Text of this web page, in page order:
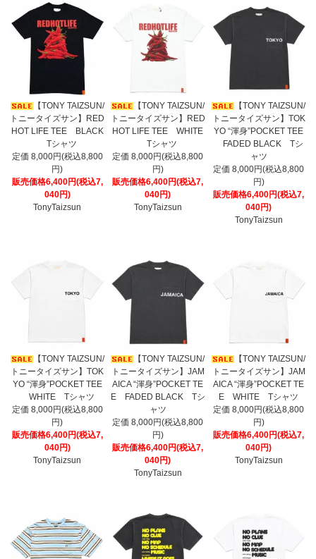
【TONY TAIZSUN/
トニータイズサン】RED
HOT LIFE TEE BLACK
Tシャツ
定価 8,000円(税込8,800
円)
販売価格6,400円(税込7,
040円)
TonyTaizsun
【TONY TAIZSUN/
トニータイズサン】RED
HOT LIFE TEE WHITE
Tシャツ
定価 8,000円(税込8,800
円)
販売価格6,400円(税込7,
040円)
TonyTaizsun
【TONY TAIZSUN/
トニータイズサン】TOK
YO “渾身”POCKET TEE
FADED BLACK Tシ
ャツ
定価 8,000円(税込8,800
円)
販売価格6,400円(税込7,
040円)
TonyTaizsun
【TONY TAIZSUN/
トニータイズサン】TOK
YO “渾身”POCKET TEE
WHITE Tシャツ
定価 8,000円(税込8,800
円)
販売価格6,400円(税込7,
040円)
TonyTaizsun
【TONY TAIZSUN/
トニータイズサン】JAM
AICA “渾身”POCKET TE
E FADED BLACK Tシ
ャツ
定価 8,000円(税込8,800
円)
販売価格6,400円(税込7,
040円)
TonyTaizsun
【TONY TAIZSUN/
トニータイズサン】JAM
AICA “渾身”POCKET TE
E WHITE Tシャツ
定価 8,000円(税込8,800
円)
販売価格6,400円(税込7,
040円)
TonyTaizsun